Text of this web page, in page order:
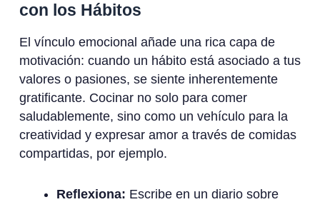
con los Hábitos
El vínculo emocional añade una rica capa de
motivación: cuando un hábito está asociado a tus
valores o pasiones, se siente inherentemente
gratificante. Cocinar no solo para comer
saludablemente, sino como un vehículo para la
creatividad y expresar amor a través de comidas
compartidas, por ejemplo.
Reflexiona: Escribe en un diario sobre